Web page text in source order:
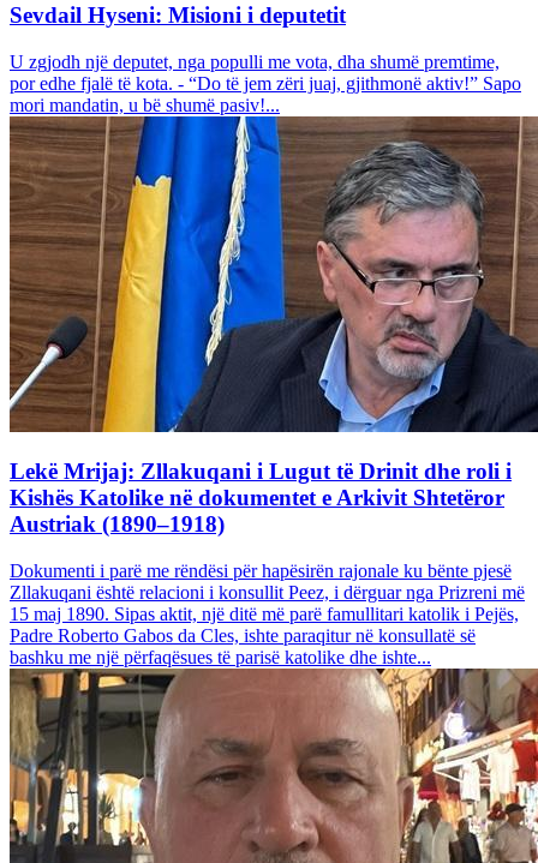
Sevdail Hyseni: Misioni i deputetit
U zgjodh një deputet, nga populli me vota, dha shumë premtime,
por edhe fjalë të kota. - “Do të jem zëri juaj, gjithmonë aktiv!” Sapo
mori mandatin, u bë shumë pasiv!...
Lekë Mrijaj: Zllakuqani i Lugut të Drinit dhe roli i
Kishës Katolike në dokumentet e Arkivit Shtetëror
Austriak (1890–1918)
Dokumenti i parë me rëndësi për hapësirën rajonale ku bënte pjesë
Zllakuqani është relacioni i konsullit Peez, i dërguar nga Prizreni më
15 maj 1890. Sipas aktit, një ditë më parë famullitari katolik i Pejës,
Padre Roberto Gabos da Cles, ishte paraqitur në konsullatë së
bashku me një përfaqësues të parisë katolike dhe ishte...